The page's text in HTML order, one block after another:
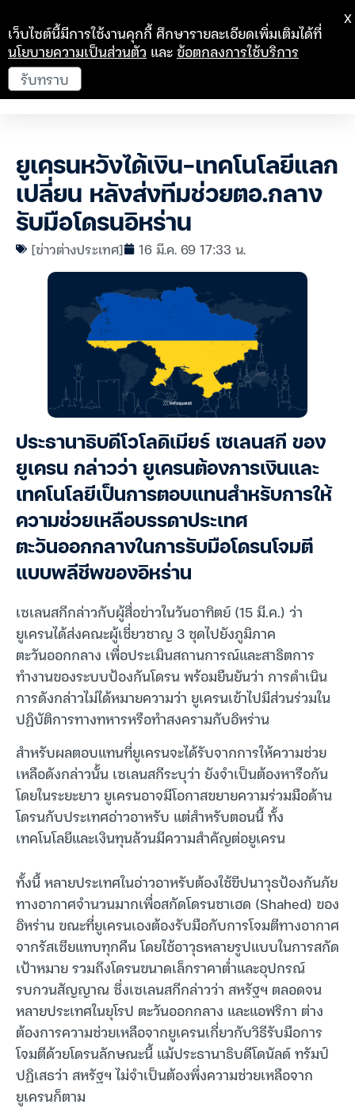
ยูเครนหวังได้เงิน-เทคโนโลยีแลก
เปลี่ยน หลังส่งทีมช่วยตอ.กลาง
รับมือโดรนอิหร่าน
[ข่าวต่างประเทศ] 16 มี.ค. 69 17:33 น.
ประธานาธิบดีโวโลดิเมียร์ เซเลนสกี ของ
ยูเครน กล่าวว่า ยูเครนต้องการเงินและ
เทคโนโลยีเป็นการตอบแทนสำหรับการให้
ความช่วยเหลือบรรดาประเทศ
ตะวันออกกลางในการรับมือโดรนโจมตี
แบบพลีชีพของอิหร่าน
เซเลนสกีกล่าวกับผู้สื่อข่าวในวันอาทิตย์ (15 มี.ค.) ว่า
ยูเครนได้ส่งคณะผู้เชี่ยวชาญ 3 ชุดไปยังภูมิภาค
ตะวันออกกลาง เพื่อประเมินสถานการณ์และสาธิตการ
ทำงานของระบบป้องกันโดรน พร้อมยืนยันว่า การดำเนิน
การดังกล่าวไม่ได้หมายความว่า ยูเครนเข้าไปมีส่วนร่วมใน
ปฏิบัติการทางทหารหรือทำสงครามกับอิหร่าน
สำหรับผลตอบแทนที่ยูเครนจะได้รับจากการให้ความช่วย
เหลือดังกล่าวนั้น เซเลนสกีระบุว่า ยังจำเป็นต้องหารือกัน
โดยในระยะยาว ยูเครนอาจมีโอกาสขยายความร่วมมือด้าน
โดรนกับประเทศอ่าวอาหรับ แต่สำหรับตอนนี้ ทั้ง
เทคโนโลยีและเงินทุนล้วนมีความสำคัญต่อยูเครน
ทั้งนี้ หลายประเทศในอ่าวอาหรับต้องใช้ขีปนาวุธป้องกันภัย
ทางอากาศจำนวนมากเพื่อสกัดโดรนชาเฮด (Shahed) ของ
อิหร่าน ขณะที่ยูเครนเองต้องรับมือกับการโจมตีทางอากาศ
จากรัสเซียแทบทุกคืน โดยใช้อาวุธหลายรูปแบบในการสกัด
เป้าหมาย รวมถึงโดรนขนาดเล็กราคาต่ำและอุปกรณ์
รบกวนสัญญาณ ซึ่งเซเลนสกีกล่าวว่า สหรัฐฯ ตลอดจน
หลายประเทศในยุโรป ตะวันออกกลาง และแอฟริกา ต่าง
ต้องการความช่วยเหลือจากยูเครนเกี่ยวกับวิธีรับมือการ
โจมตีด้วยโดรนลักษณะนี้ แม้ประธานาธิบดีโดนัลด์ ทรัมป์
ปฏิเสธว่า สหรัฐฯ ไม่จำเป็นต้องพึ่งความช่วยเหลือจาก
ยูเครนก็ตาม
เว็บไซต์นี้มีการใช้งานคุกกี้ ศึกษารายละเอียดเพิ่มเติมได้ที่
นโยบายความเป็นส่วนตัว และข้อตกลงการใช้บริการ
รับทราบ
X